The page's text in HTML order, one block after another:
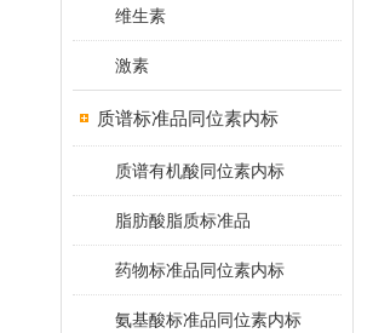
维生素
激素
质谱标准品同位素内标
质谱有机酸同位素内标
脂肪酸脂质标准品
药物标准品同位素内标
氨基酸标准品同位素内标